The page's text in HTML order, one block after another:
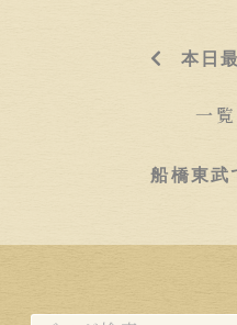
本日
一
船橋東武